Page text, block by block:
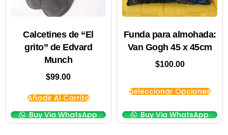
Calcetines de “El
grito” de Edvard
Munch
$99.00
Añadir Al Carrito
Buy Via WhatsApp
Funda para almohada:
Van Gogh 45 x 45cm
$100.00
Seleccionar Opciones
Buy Via WhatsApp